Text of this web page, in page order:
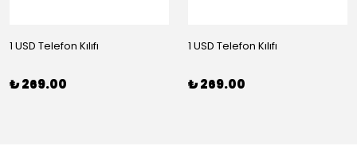
1 USD Telefon Kılıfı
₺ 269.00
1 USD Telefon Kılıfı
₺ 269.00